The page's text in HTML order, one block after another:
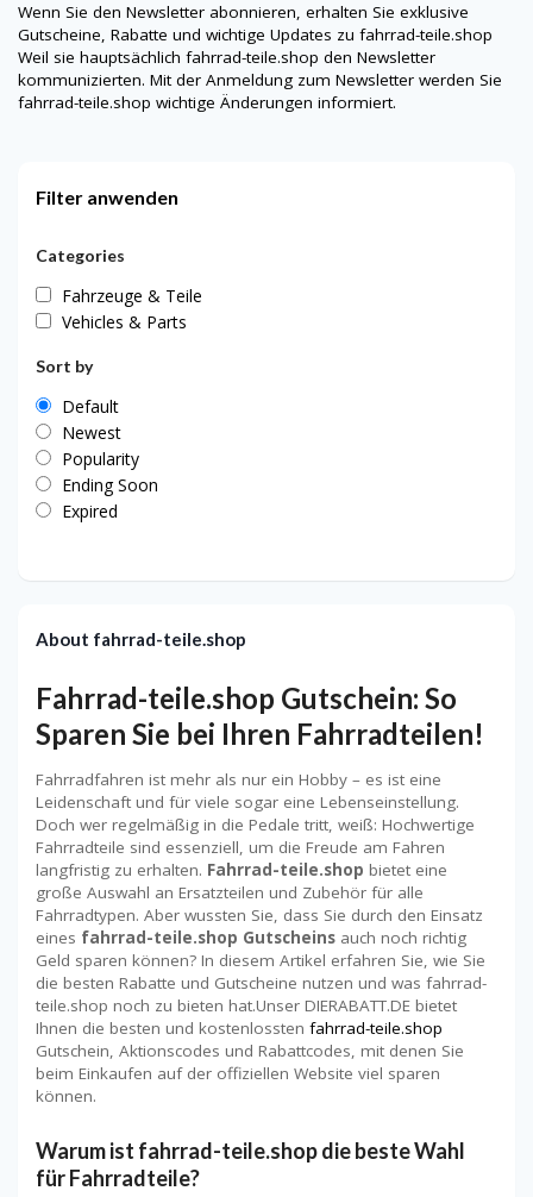
Wenn Sie den Newsletter abonnieren, erhalten Sie exklusive
Gutscheine, Rabatte und wichtige Updates zu fahrrad-teile.shop
Weil sie hauptsächlich fahrrad-teile.shop den Newsletter
kommunizierten. Mit der Anmeldung zum Newsletter werden Sie
fahrrad-teile.shop wichtige Änderungen informiert.
Filter anwenden
Categories
Fahrzeuge & Teile
Vehicles & Parts
Sort by
Default
Newest
Popularity
Ending Soon
Expired
About fahrrad-teile.shop
Fahrrad-teile.shop Gutschein: So
Sparen Sie bei Ihren Fahrradteilen!
Fahrradfahren ist mehr als nur ein Hobby – es ist eine
Leidenschaft und für viele sogar eine Lebenseinstellung.
Doch wer regelmäßig in die Pedale tritt, weiß: Hochwertige
Fahrradteile sind essenziell, um die Freude am Fahren
langfristig zu erhalten. Fahrrad-teile.shop bietet eine
große Auswahl an Ersatzteilen und Zubehör für alle
Fahrradtypen. Aber wussten Sie, dass Sie durch den Einsatz
eines fahrrad-teile.shop Gutscheins auch noch richtig
Geld sparen können? In diesem Artikel erfahren Sie, wie Sie
die besten Rabatte und Gutscheine nutzen und was fahrrad-
teile.shop noch zu bieten hat.Unser DIERABATT.DE bietet
Ihnen die besten und kostenlossten fahrrad-teile.shop
Gutschein, Aktionscodes und Rabattcodes, mit denen Sie
beim Einkaufen auf der offiziellen Website viel sparen
können.
Warum ist fahrrad-teile.shop die beste Wahl
für Fahrradteile?